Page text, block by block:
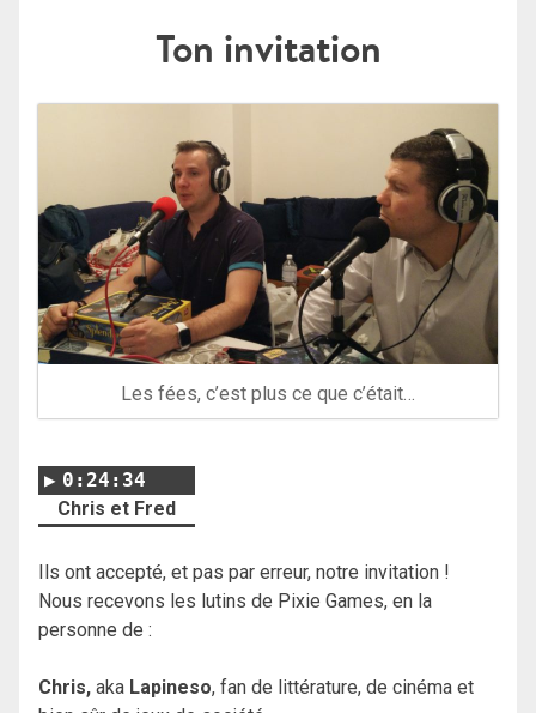
Ton invitation
Les fées, c’est plus ce que c’était…
0:24:34
Chris et Fred
Ils ont accepté, et pas par erreur, notre invitation !
Nous recevons les lutins de Pixie Games, en la
personne de :
Chris, aka Lapineso, fan de littérature, de cinéma et